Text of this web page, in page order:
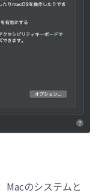
Macのシステムと